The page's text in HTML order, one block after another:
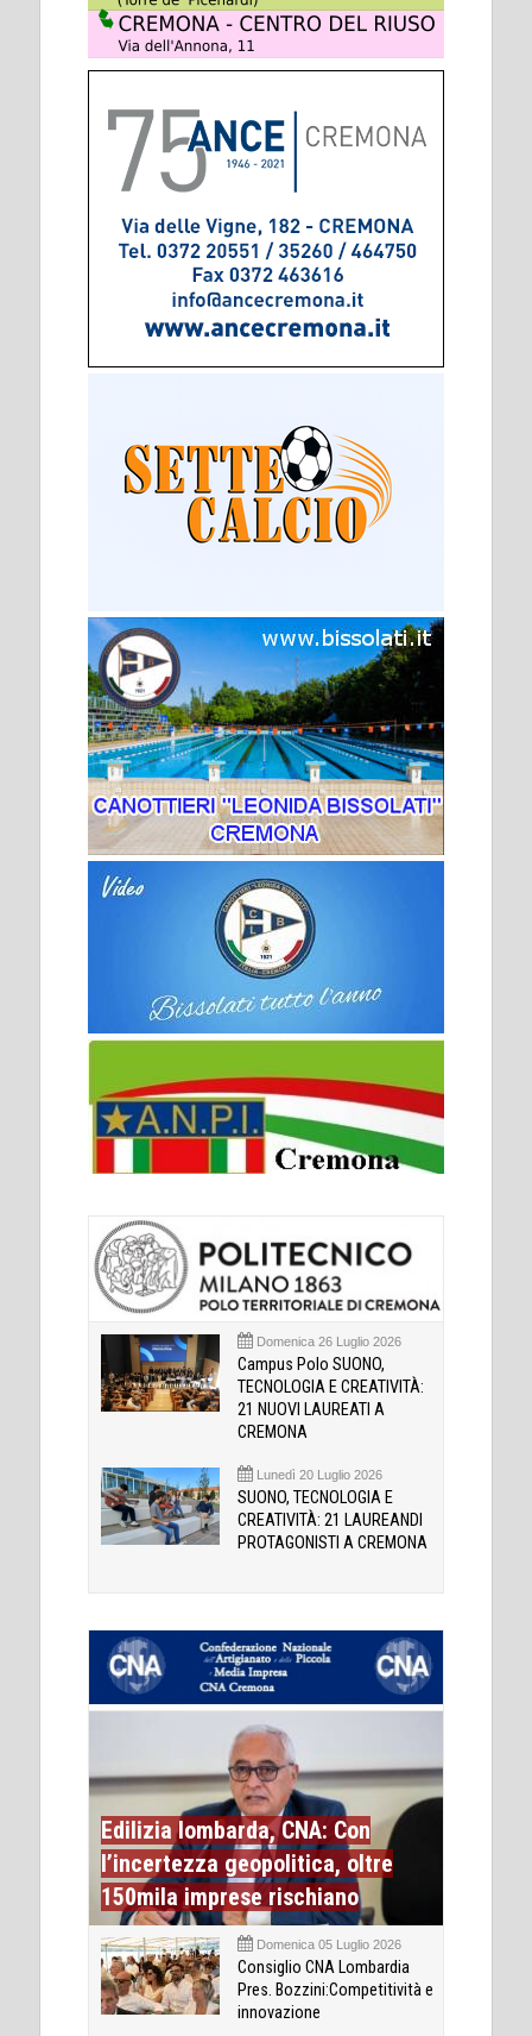
Domenica 26 Luglio 2026
Campus Polo SUONO,
TECNOLOGIA E CREATIVITÀ:
21 NUOVI LAUREATI A
CREMONA
Lunedì 20 Luglio 2026
SUONO, TECNOLOGIA E
CREATIVITÀ: 21 LAUREANDI
PROTAGONISTI A CREMONA
Edilizia lombarda, CNA: Con
l’incertezza geopolitica, oltre
150mila imprese rischiano
Domenica 05 Luglio 2026
Consiglio CNA Lombardia
Pres. Bozzini:Competitività e
innovazione